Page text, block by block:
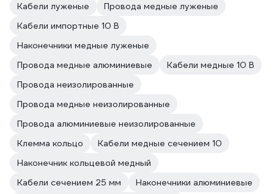
Кабели луженые
Провода медные луженые
Кабели импортные 10 В
Наконечники медные луженые
Провода медные алюминиевые
Кабели медные 10 В
Провода неизолированные
Провода медные неизолированные
Провода алюминиевые неизолированные
Клемма кольцо
Кабели медные сечением 10
Наконечник кольцевой медный
Кабели сечением 25 мм
Наконечники алюминиевые